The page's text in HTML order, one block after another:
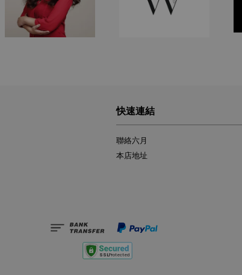
快速連結
聯絡六月
本店地址